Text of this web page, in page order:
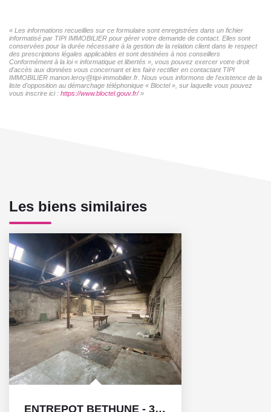
« Les informations recueillies sur ce formulaire sont enregistrées dans un fichier
informatisé par TIPI IMMOBILIER pour gérer votre demande de contact. Elles sont
conservées pour la durée nécessaire à la gestion de la relation client dans le respect
des prescriptions légales applicables et sont destinées à nos conseillers
Conformément à la loi « informatique et libertés », vous pouvez exercer votre droit
d'accès aux données vous concernant et les faire rectifier en contactant TIPI
IMMOBILIER manon.leroy@tipi-immobilier.fr. Nous vous informons de l'existence de la
liste d'opposition au démarchage téléphonique « Bloctel », sur laquelle vous pouvez
vous inscrire ici : https://www.bloctel.gouv.fr/»
Les biens similaires
ENTREPOT BETHUNE - 320 m² idéal artisan ou pour y...